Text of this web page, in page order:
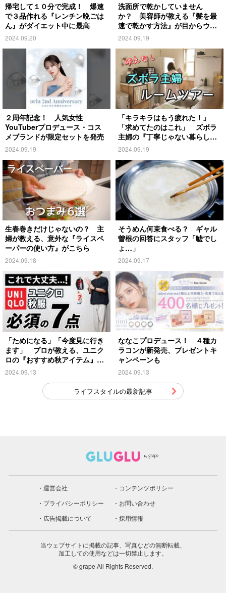
帰宅して１０分で完成！ 爆速
で３品作れる『レンチン晩ごは
ん』がダイエット中に最高
2024.09.20
洗面所で乾かしていません
か？ 美容師が教える『髪を最
速で乾かす方法』が目からウロ
コ
2024.09.19
２周年記念！ 人気女性
YouTuberプロデュース・コス
メブランドが限定セットを発売
2024.09.19
「キラキラはもう疲れた！」
「求めてたのはこれ」 ズボラ
主婦の『丁寧じゃない暮らし』
がこちら
2024.09.19
生春巻きだけじゃないの？ 主
婦が教える、意外な『ライスペ
ーパーの使い方』がこちら
2024.09.18
そうめん何束食べる？ ギャル
曽根の回答にスタッフ「嘘でし
ょ…」
2024.09.17
「ためになる」「今度見に行き
ます」 プロが教える、ユニク
ロの『おすすめ秋アイテム』が
こちら
2024.09.13
ななこプロデュース！ ４種カ
ラコンが新発売、プレゼントキ
ャンペーンも
2024.09.13
ライフスタイルの最新記事
運営会社
コンテンツポリシー
プライバシーポリシー
お問い合わせ
広告掲載について
採用情報
当ウェブサイトに掲載の記事、写真などの無断転載、
加工しての使用などは一切禁止します。
© grape All Rights Reserved.